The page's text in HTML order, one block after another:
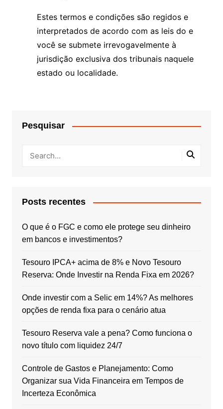
Estes termos e condições são regidos e
interpretados de acordo com as leis do e
você se submete irrevogavelmente à
jurisdição exclusiva dos tribunais naquele
estado ou localidade.
Pesquisar
Posts recentes
O que é o FGC e como ele protege seu dinheiro
em bancos e investimentos?
Tesouro IPCA+ acima de 8% e Novo Tesouro
Reserva: Onde Investir na Renda Fixa em 2026?
Onde investir com a Selic em 14%? As melhores
opções de renda fixa para o cenário atua
Tesouro Reserva vale a pena? Como funciona o
novo título com liquidez 24/7
Controle de Gastos e Planejamento: Como
Organizar sua Vida Financeira em Tempos de
Incerteza Econômica